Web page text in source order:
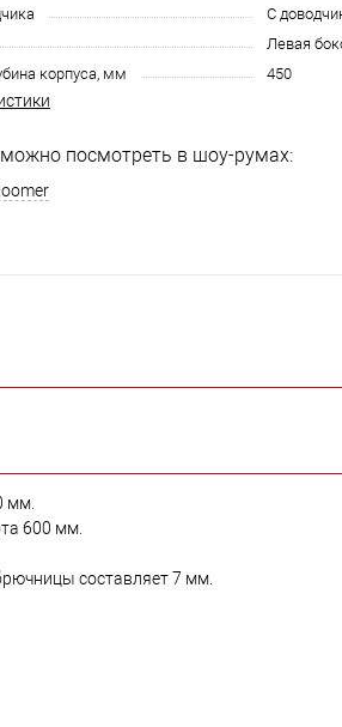
С
Левая
корпуса, мм
450
посмотреть в шоу-румах:
мм.
600 мм.
составляет 7 мм.